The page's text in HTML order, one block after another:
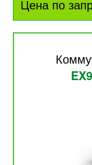
Цена по